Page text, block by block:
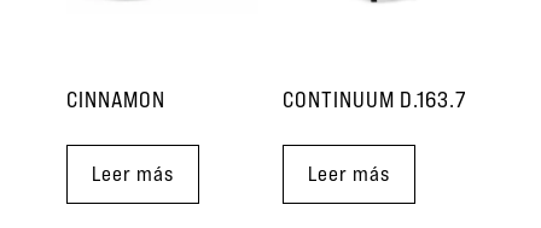
CINNAMON
Leer más
CONTINUUM D.163.7
Leer más